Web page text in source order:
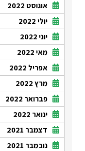
אוגוסט 2022
יולי 2022
יוני 2022
מאי 2022
אפריל 2022
מרץ 2022
פברואר 2022
ינואר 2022
דצמבר 2021
נובמבר 2021